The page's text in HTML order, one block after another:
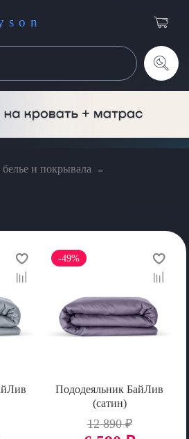
и покрывала
-49%
Пододеяльник БайЛив
(сатин)
12 890 ₽